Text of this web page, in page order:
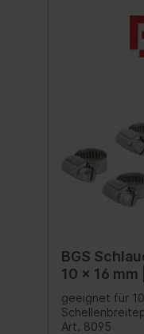
BGS
10 x 16
geeignet für 10
Art. 8095